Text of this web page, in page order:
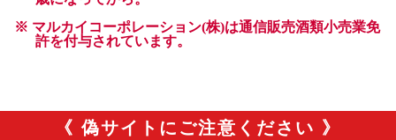
《 偽サイトにご注意ください 》